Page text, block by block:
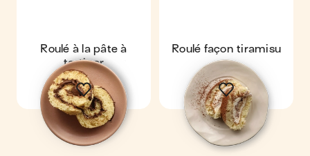
Roulé à la pâte à
tartiner
Roulé façon tiramisu